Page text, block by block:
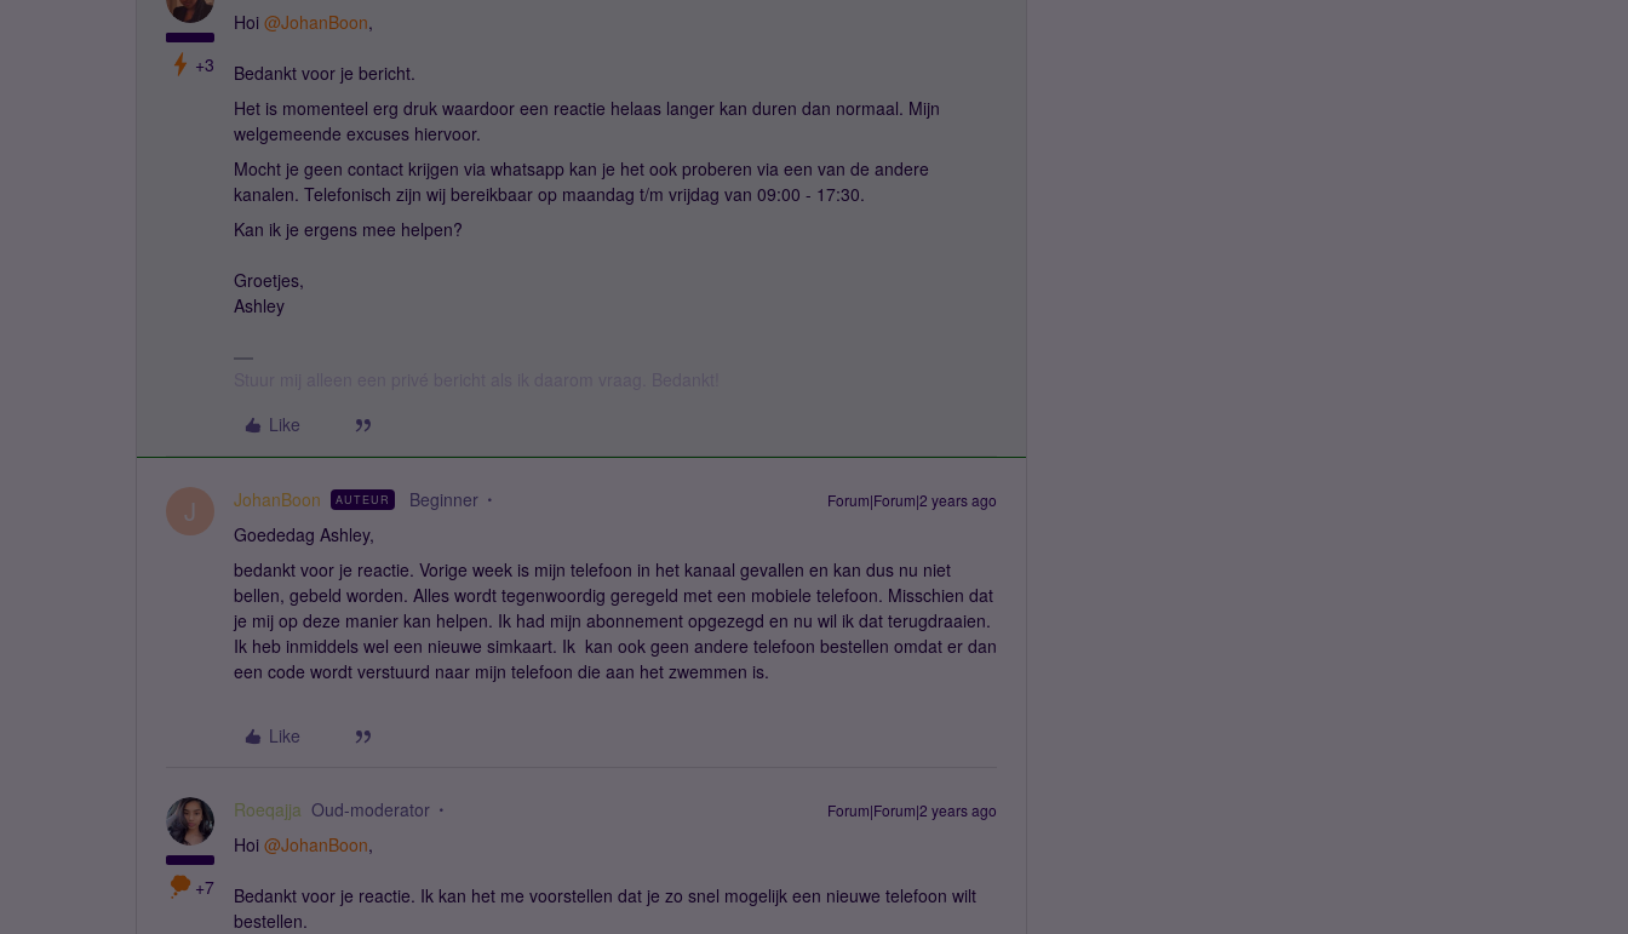
+3
Hoi @JohanBoon,
Bedankt voor je bericht.
Het is momenteel erg druk waardoor een reactie helaas langer kan duren dan normaal. Mijn
welgemeende excuses hiervoor.
Mocht je geen contact krijgen via whatsapp kan je het ook proberen via een van de andere
kanalen. Telefonisch zijn wij bereikbaar op maandag t/m vrijdag van 09:00 - 17:30.
Kan ik je ergens mee helpen?
Groetjes,
Ashley
Like
J JohanBoon AUTEUR Beginner Forum|Forum|2 years ago
Goededag Ashley,
bedankt voor je reactie. Vorige week is mijn telefoon in het kanaal gevallen en kan dus nu niet
bellen, gebeld worden. Alles wordt tegenwoordig geregeld met een mobiele telefoon. Misschien dat
je mij op deze manier kan helpen. Ik had mijn abonnement opgezegd en nu wil ik dat terugdraaien.
Ik heb inmiddels wel een nieuwe simkaart. Ik kan ook geen andere telefoon bestellen omdat er dan
een code wordt verstuurd naar mijn telefoon die aan het zwemmen is.
Like
+7
Roeqajja Oud-moderator Forum|Forum|2 years ago
Hoi @JohanBoon,
Bedankt voor je reactie. Ik kan het me voorstellen dat je zo snel mogelijk een nieuwe telefoon wilt
bestellen.